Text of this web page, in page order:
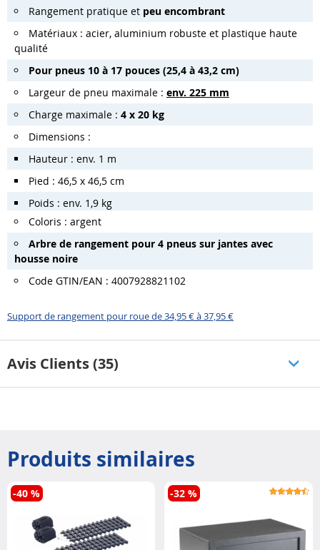
Rangement pratique et peu encombrant
Matériaux : acier, aluminium robuste et plastique haute
qualité
Pour pneus 10 à 17 pouces (25,4 à 43,2 cm)
Largeur de pneu maximale : env. 225 mm
Charge maximale : 4 x 20 kg
Dimensions :
Hauteur : env. 1 m
Pied : 46,5 x 46,5 cm
Poids : env. 1,9 kg
Coloris : argent
Arbre de rangement pour 4 pneus sur jantes avec
housse noire
Code GTIN/EAN : 4007928821102
Support de rangement pour roue de 34,95 € à 37,95 €
Avis Clients (35)
Produits similaires
-40 % -32 %